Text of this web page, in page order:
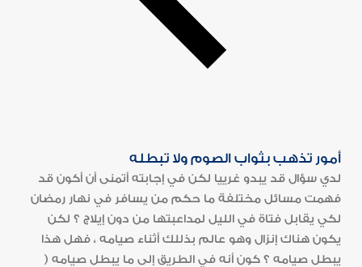
أمور تذهب بثواب الصوم ولا تبطله
لدي سؤال قد يبدو غرييا لكن في إجابته أتمنى أن أكون قد
فهمت مسائل مختلفة ما حكم من يسافر في نهار رمضان
لكي يقابل فتاة في الليل لمداعبتها من دون إيلاج ؟ لكن
يكون هناك إنزال وهو عالم بذللك أثناء صيامه ، فهل هذا
يبطل صيامه ؟ كون أنه في الطريق إلى ما يبطل صيامه (